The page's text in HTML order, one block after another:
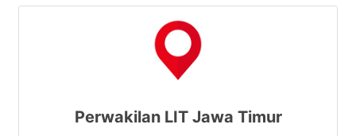
Perwakilan LIT Jawa Timur